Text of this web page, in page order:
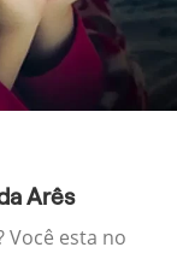
Arês
Você esta no